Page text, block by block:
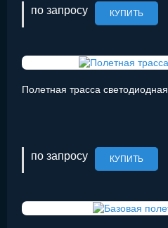
по запросу КУПИТЬ
Полетная трасса светодиодная
по запросу КУПИТЬ